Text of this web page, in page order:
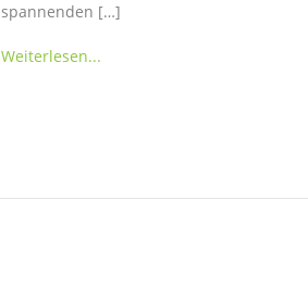
spannenden […]
Weiterlesen...